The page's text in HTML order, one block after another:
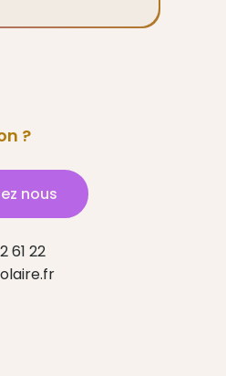
?
nous
61 22